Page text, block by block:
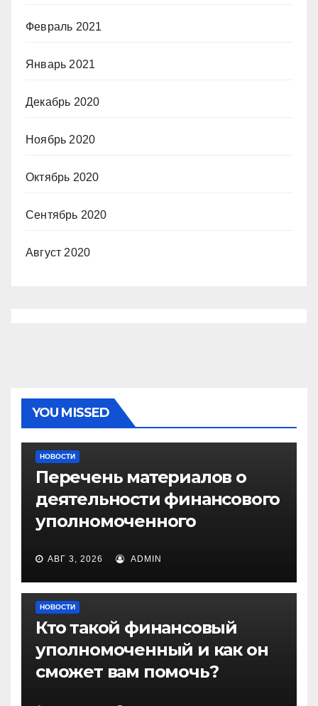
Февраль 2021
Январь 2021
Декабрь 2020
Ноябрь 2020
Октябрь 2020
Сентябрь 2020
Август 2020
YOU MISSED
НОВОСТИ
Перечень материалов о
деятельности финансового
уполномоченного
АВГ 3, 2026 ADMIN
НОВОСТИ
Кто такой финансовый
уполномоченный и как он
сможет вам помочь?